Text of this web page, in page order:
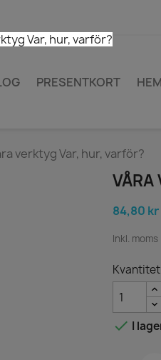
PRESENTKORT HEM
verktyg Var, hur, varför?
VÅRA
84,80 kr
Inkl. moms
Kvantitet
 I